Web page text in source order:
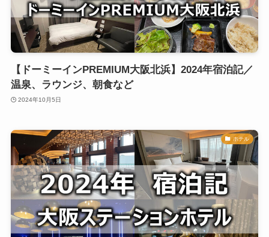
【ドーミーインPREMIUM大阪北浜】2024年宿泊記／
温泉、ラウンジ、朝食など
2024年10月5日
ホテル